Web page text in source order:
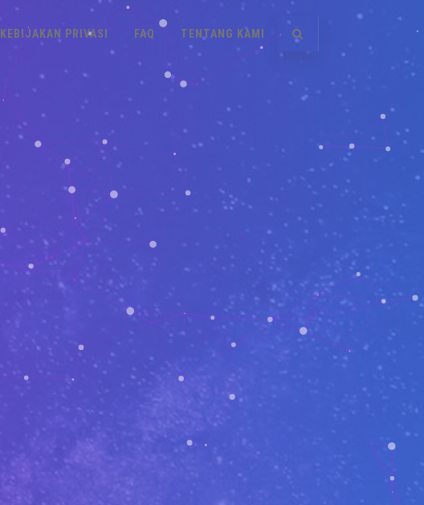
KEBIJAKAN PRIVASI FAQ TENTANG KAMI